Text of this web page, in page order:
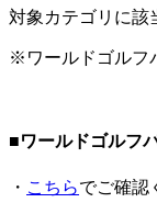
対象カテゴリに該
※ワールドゴルフ
■ワールドゴルフ
・ こちらでご確認